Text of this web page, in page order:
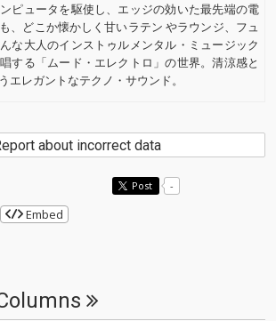
ピュータを駆使し、エッジの効いた最先端の電
、どこか懐かしく甘いラテン やラウンジ、フュ
な大人のインストゥルメンタル・ミュージック
する「ムード・エレクトロ」の世界。清涼感と
エレガントなテクノ・サウンド。
about incorrect data
Post -
Embed